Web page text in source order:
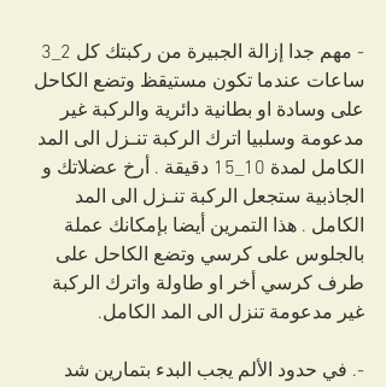
ساعات عندما تكون مستيقظ وتضع الكاحل
على وسادة او بطانية دائرية والركبة غير
مدعومة وسلبيا اترك الركبة تنـزل الى المد
الكامل لمدة 10_15 دقيقة . أرخ عضلاتك و
الجاذبية ستجعل الركبة تنـزل الى المد
الكامل . هذا التمرين أيضا بإمكانك عملة
بالجلوس على كرسي وتضع الكاحل على
طرف كرسي أخر او طاولة واترك الركبة
غير مدعومة تنزل الى المد الكامل.
-. في حدود الألم يجب البدء بتمارين شد